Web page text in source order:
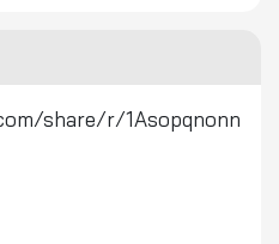
ยน นิสิต นักศึกษา ๓.
ษาในภาคเรียนที่ผ่านมา
รับรอง ๔. สำเนาทะเบียน
อของนักเรียน นิสิต
permalink.php?
poope.urarat/posts/
share/r/1Asopqnonn